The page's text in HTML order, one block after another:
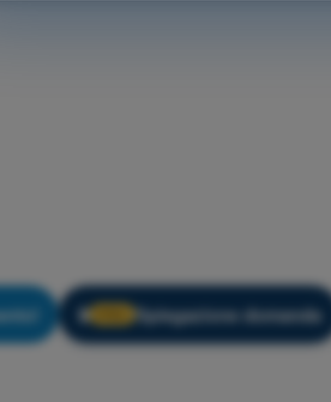
🔒 Spiegazione domanda